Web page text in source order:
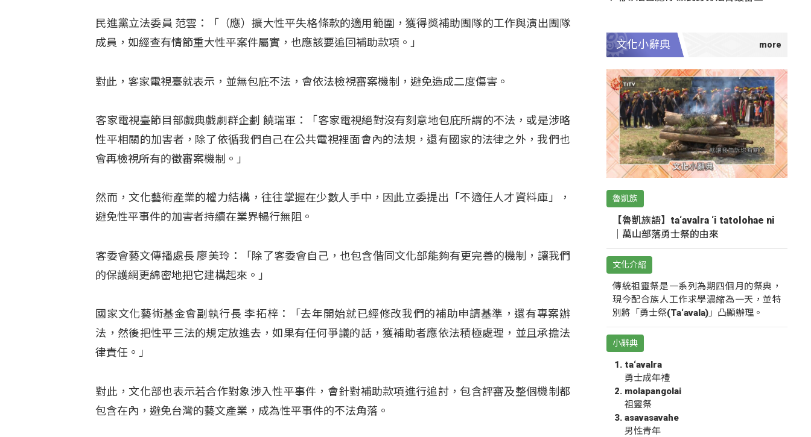
民進黨立法委員 范雲：「（應）擴大性平失格條款的適用範圍，獲得獎補助團隊的工作與演出團隊
成員，如經查有情節重大性平案件屬實，也應該要追回補助款項。」
對此，客家電視臺就表示，並無包庇不法，會依法檢視審案機制，避免造成二度傷害。
客家電視臺節目部戲典戲劇群企劃 饒瑞軍：「客家電視絕對沒有刻意地包庇所謂的不法，或是涉略
性平相關的加害者，除了依循我們自己在公共電視裡面會內的法規，還有國家的法律之外，我們也
會再檢視所有的徵審案機制。」
然而，文化藝術產業的權力結構，往往掌握在少數人手中，因此立委提出「不適任人才資料庫」，
避免性平事件的加害者持續在業界暢行無阻。
客委會藝文傳播處長 廖美玲：「除了客委會自己，也包含偕同文化部能夠有更完善的機制，讓我們
的保護網更綿密地把它建構起來。」
國家文化藝術基金會副執行長 李拓梓：「去年開始就已經修改我們的補助申請基準，還有專案辦
法，然後把性平三法的規定放進去，如果有任何爭議的話，獲補助者應依法積極處理，並且承擔法
律責任。」
對此，文化部也表示若合作對象涉入性平事件，會針對補助款項進行追討，包含評審及整個機制都
包含在內，避免台灣的藝文產業，成為性平事件的不法角落。
文化小辭典
魯凱族
【魯凱族語】ta‘avalra ‘i tatolohae ni
｜萬山部落勇士祭的由來
文化介紹
傳統祖靈祭是一系列為期四個月的祭典，
現今配合族人工作求學濃縮為一天，並特
別將「勇士祭(Ta‘avala)」凸顯辦理。
小辭典
ta‘avalra
勇士成年禮
molapangolai
祖靈祭
asavasavahe
男性青年